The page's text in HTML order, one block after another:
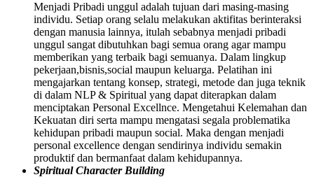
Menjadi Pribadi unggul adalah tujuan dari masing-masing
individu. Setiap orang selalu melakukan aktifitas berinteraksi
dengan manusia lainnya, itulah sebabnya menjadi pribadi
unggul sangat dibutuhkan bagi semua orang agar mampu
memberikan yang terbaik bagi semuanya. Dalam lingkup
pekerjaan,bisnis,social maupun keluarga. Pelatihan ini
mengajarkan tentang konsep, strategi, metode dan juga teknik
di dalam NLP & Spiritual yang dapat diterapkan dalam
menciptakan Personal Excellnce. Mengetahui Kelemahan dan
Kekuatan diri serta mampu mengatasi segala problematika
kehidupan pribadi maupun social. Maka dengan menjadi
personal excellence dengan sendirinya individu semakin
produktif dan bermanfaat dalam kehidupannya.
Spiritual Character Building